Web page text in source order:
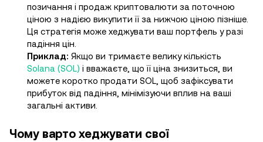
позичання і продаж криптовалюти за поточною
ціною з надією викупити її за нижчою ціною пізніше.
Ця стратегія може хеджувати ваш портфель у разі
падіння цін.
Приклад: Якщо ви тримаєте велику кількість
Solana (SOL) і вважаєте, що її ціна знизиться, ви
можете коротко продати SOL, щоб зафіксувати
прибуток від падіння, мінімізуючи вплив на ваші
загальні активи.
Чому варто хеджувати свої